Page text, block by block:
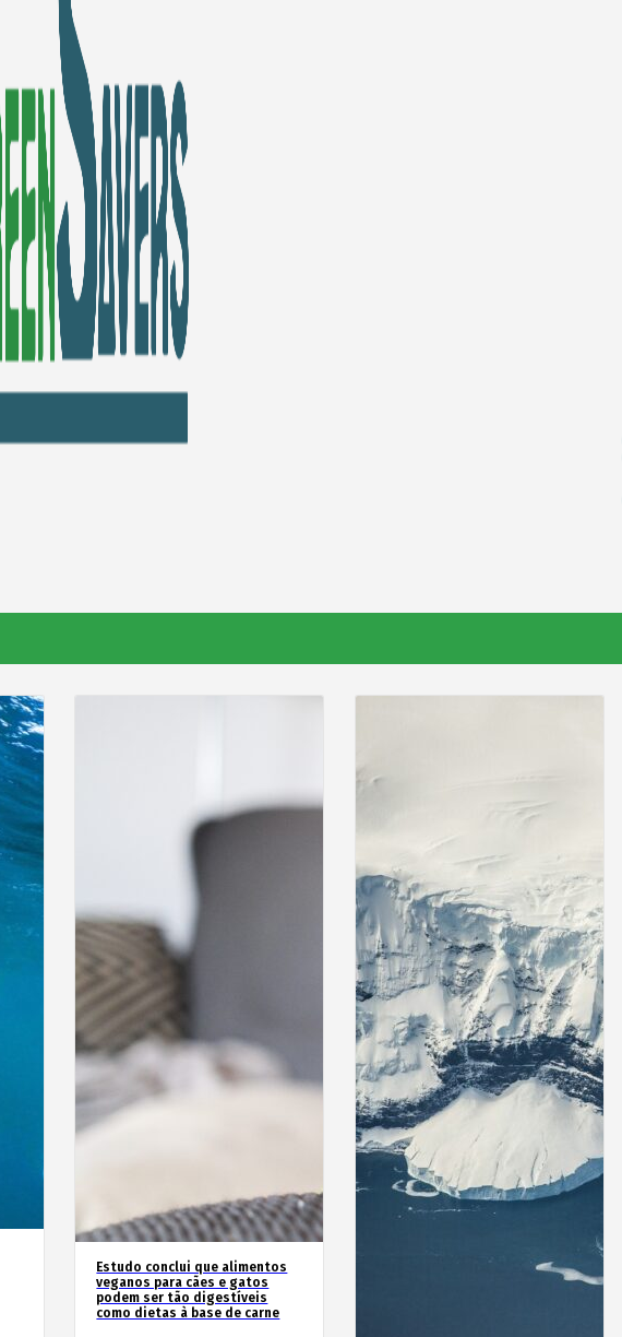
Estudo conclui que alimentos
veganos para cães e gatos
podem ser tão digestíveis
como dietas à base de carne